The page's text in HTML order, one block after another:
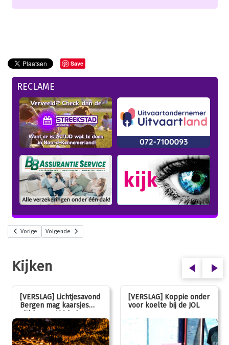
Save
RECLAME
Vorige Volgende
Kijken
[VERSLAG] Lichtjesavond
Bergen mag kaarsjes
uitblazen: 100 jarig
jubileum!
[VERSLAG] Koppie onder
voor koelte bij de JOL